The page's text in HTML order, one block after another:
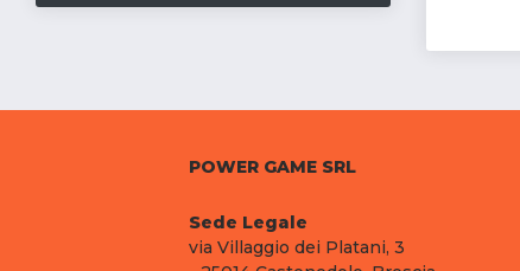
POWER GAME SRL
Sede Legale
via Villaggio dei Platani, 3